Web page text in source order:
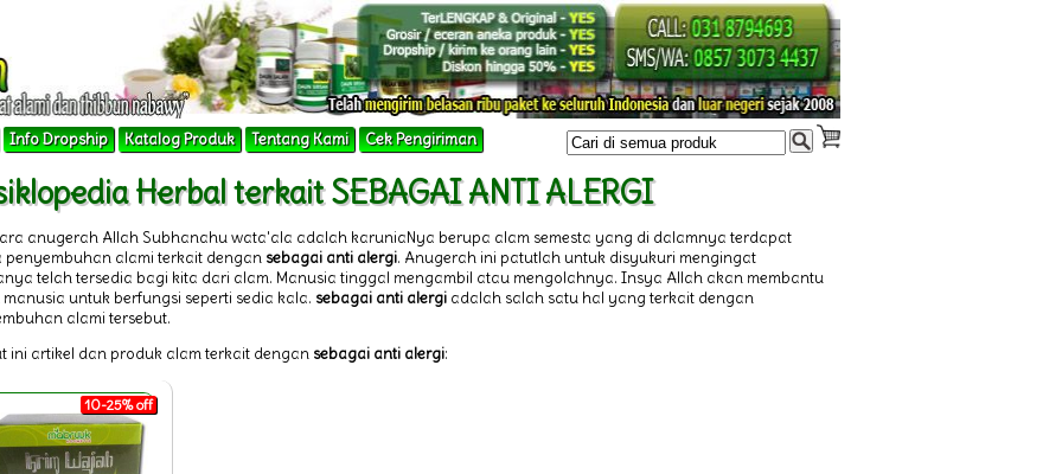
Info Dropship Katalog Produk Tentang Kami
Cek Pengiriman
Herbal terkait SEBAGAI ANTI ALERGI
anugerah Allah Subhanahu wata'ala adalah karuniaNya berupa alam semesta yang di dalamnya terdapat
penyembuhan alami terkait dengan sebagai anti alergi. Anugerah ini patutlah untuk disyukuri mengingat
telah tersedia bagi kita dari alam. Manusia tinggal mengambil atau mengolahnya. Insya Allah akan membantu
untuk berfungsi seperti sedia kala. sebagai anti alergi adalah salah satu hal yang terkait dengan
alami tersebut.
ini artikel dan produk alam terkait dengan sebagai anti alergi:
10-25% off